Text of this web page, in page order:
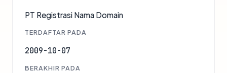
PT Registrasi Nama Domain
TERDAFTAR PADA
2009-10-07
BERAKHIR PADA